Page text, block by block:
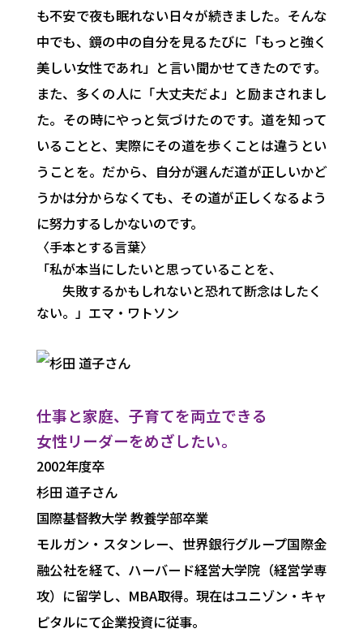
も不安で夜も眠れない日々が続きました。そんな
中でも、鏡の中の自分を見るたびに「もっと強く
美しい女性であれ」と言い聞かせてきたのです。
また、多くの人に「大丈夫だよ」と励まされまし
た。その時にやっと気づけたのです。道を知って
いることと、実際にその道を歩くことは違うとい
うことを。だから、自分が選んだ道が正しいかど
うかは分からなくても、その道が正しくなるよう
に努力するしかないのです。
〈手本とする言葉〉
「私が本当にしたいと思っていることを、
失敗するかもしれないと恐れて断念はしたく
ない。」 エマ・ワトソン
仕事と家庭、子育てを両立できる
女性リーダーをめざしたい。
2002年度卒
杉田 道子さん
国際基督教大学 教養学部卒業
モルガン・スタンレー、世界銀行グループ国際金
融公社を経て、ハーバード経営大学院（経営学専
攻）に留学し、MBA取得。現在はユニゾン・キャ
ピタルにて企業投資に従事。